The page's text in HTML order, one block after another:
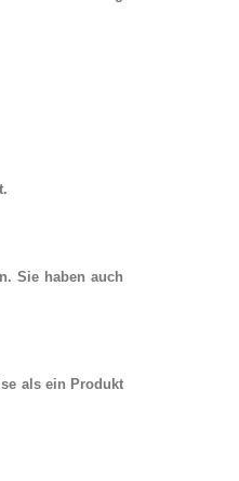
Sie haben auch
als ein Produkt